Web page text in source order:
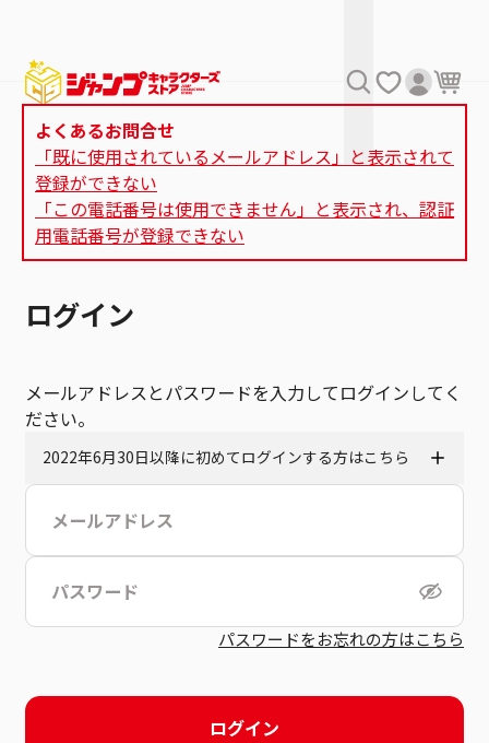
よくあるお問合せ
「既に使用されているメールアドレス」と表示されて
登録ができない
「この電話番号は使用できません」と表示され、認証
用電話番号が登録できない
ログイン
メールアドレスとパスワードを入力してログインしてく
ださい。
2022年6月30日以降に初めてログインする方はこちら
こちら
パスワードをお忘れの方はこちら
ログイン